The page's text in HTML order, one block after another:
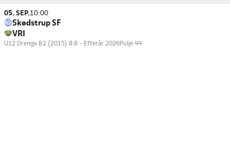
05. SEP.10:00
Skødstrup SF
VRI
U12 Drenge B2 (2015) 8:8 - Efterår 2026Pulje 44